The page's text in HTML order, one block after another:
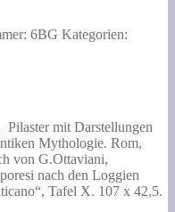
6BG Kategorien:
Pilaster mit Darstellungen
Mythologie. Rom,
von G.Ottaviani,
nach den Loggien
Tafel X. 107 x 42,5.